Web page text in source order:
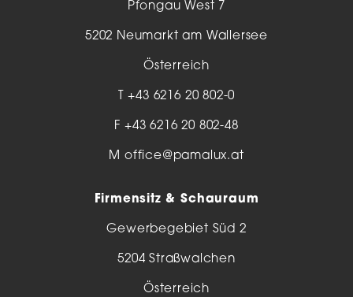
Pfongau West 7
5202 Neumarkt am Wallersee
Österreich
T+43 6216 20 802-0
F +43 6216 20 802-48
M office@pamalux.at
Firmensitz & Schauraum
Gewerbegebiet Süd 2
5204 Straßwalchen
Österreich